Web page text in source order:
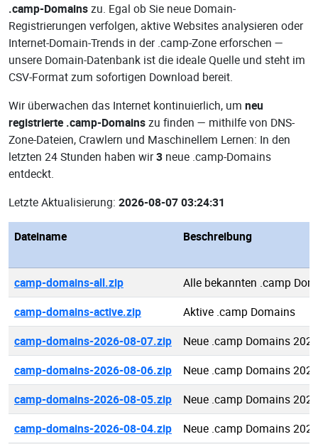
.camp-Domainszu. Egal ob Sie neue Domain-
Registrierungen verfolgen, aktive Websites analysieren oder
Internet-Domain-Trends in der .camp-Zone erforschen —
unsere Domain-Datenbank ist die ideale Quelle und steht im
CSV-Format zum sofortigen Download bereit.
Wir überwachen das Internet kontinuierlich, um neu
registrierte .camp-Domainszu finden — mithilfe von DNS-
Zone-Dateien, Crawlern und Maschinellem Lernen: In den
letzten 24 Stunden haben wir3 neue .camp-Domains
entdeckt.
Letzte Aktualisierung: 2026-08-07 03:24:31
Dateiname Beschreibung
camp-domains-all.zip
Alle bekannten .camp
camp-domains-active.zip
Aktive .camp Domains
camp-domains-2026-08-07.zip
Neue .camp Domains
camp-domains-2026-08-06.zip
Neue .camp Domains
camp-domains-2026-08-05.zip
Neue .camp Domains
camp-domains-2026-08-04.zip
Neue .camp Domains